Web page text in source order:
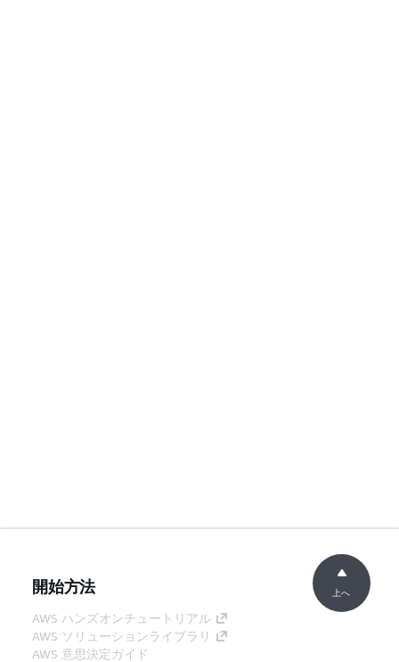
開始方法
AWS ハンズオンチュートリアル
AWS ソリューションライブラリ
AWS 意思決定ガイド
上へ